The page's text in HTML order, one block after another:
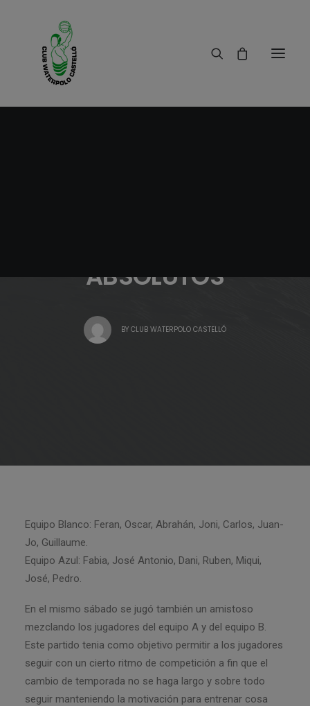
ABSOLUTOS
BY CLUB WATERPOLO CASTELLÓ
Equipo Blanco: Feran, Oscar, Abrahán, Joni, Carlos, Juan-
Jo, Guillaume.
Equipo Azul: Fabia, José Antonio, Dani, Ruben, Miqui,
José, Pedro.
En el mismo sábado se jugó también un amistoso
mezclando los jugadores del equipo A y del equipo B.
Este partido tenia como objetivo permitir a los jugadores
seguir con un cierto ritmo de competición a fin que el
cambio de temporada no se haga largo y sobre todo
seguir manteniendo la motivación para entrenar cosa